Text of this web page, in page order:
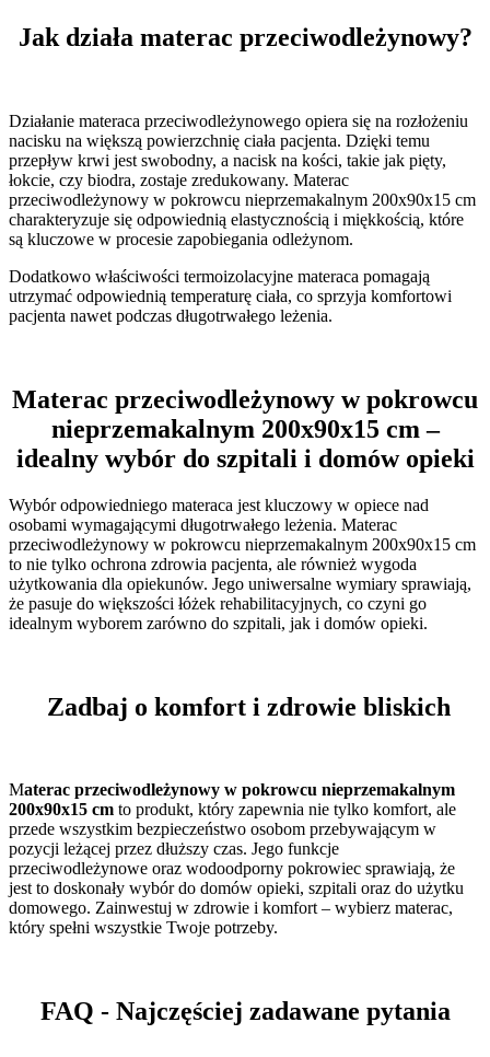
Jak działa materac przeciwodleżynowy?
Działanie materaca przeciwodleżynowego opiera się na rozłożeniu
nacisku na większą powierzchnię ciała pacjenta. Dzięki temu
przepływ krwi jest swobodny, a nacisk na kości, takie jak pięty,
łokcie, czy biodra, zostaje zredukowany. Materac
przeciwodleżynowy w pokrowcu nieprzemakalnym 200x90x15 cm
charakteryzuje się odpowiednią elastycznością i miękkością, które
są kluczowe w procesie zapobiegania odleżynom.
Dodatkowo właściwości termoizolacyjne materaca pomagają
utrzymać odpowiednią temperaturę ciała, co sprzyja komfortowi
pacjenta nawet podczas długotrwałego leżenia.
Materac przeciwodleżynowy w pokrowcu
nieprzemakalnym 200x90x15 cm –
idealny wybór do szpitali i domów opieki
Wybór odpowiedniego materaca jest kluczowy w opiece nad
osobami wymagającymi długotrwałego leżenia. Materac
przeciwodleżynowy w pokrowcu nieprzemakalnym 200x90x15 cm
to nie tylko ochrona zdrowia pacjenta, ale również wygoda
użytkowania dla opiekunów. Jego uniwersalne wymiary sprawiają,
że pasuje do większości łóżek rehabilitacyjnych, co czyni go
idealnym wyborem zarówno do szpitali, jak i domów opieki.
Zadbaj o komfort i zdrowie bliskich
Materac przeciwodleżynowy w pokrowcu nieprzemakalnym
200x90x15 cm to produkt, który zapewnia nie tylko komfort, ale
przede wszystkim bezpieczeństwo osobom przebywającym w
pozycji leżącej przez dłuższy czas. Jego funkcje
przeciwodleżynowe oraz wodoodporny pokrowiec sprawiają, że
jest to doskonały wybór do domów opieki, szpitali oraz do użytku
domowego. Zainwestuj w zdrowie i komfort – wybierz materac,
który spełni wszystkie Twoje potrzeby.
FAQ - Najczęściej zadawane pytania